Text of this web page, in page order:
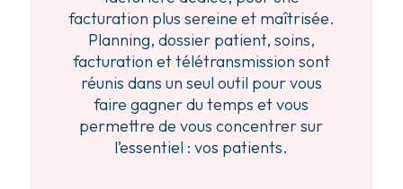
facturation plus sereine et maîtrisée.
Planning, dossier patient, soins,
facturation et télétransmission sont
réunis dans un seul outil pour vous
faire gagner du temps et vous
permettre de vous concentrer sur
l’essentiel : vos patients.